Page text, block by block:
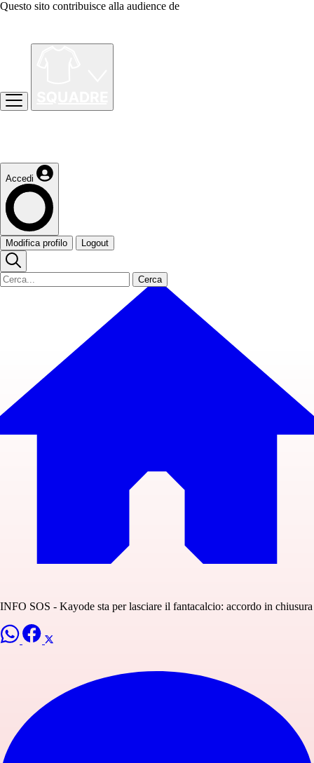
Questo sito contribuisce alla audience de
Accedi
Modifica profilo Logout
Cerca
INFO SOS - Kayode sta per lasciare il fantacalcio: accordo in chiusura